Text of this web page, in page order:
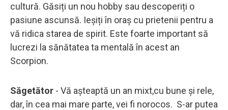
cultură. Găsiți un nou hobby sau descoperiți o
pasiune ascunsă. Ieșiți în oraș cu prietenii pentru a
vă ridica starea de spirit. Este foarte important să
lucrezi la sănătatea ta mentală în acest an
Scorpion.
Săgetător - Vă așteaptă un an mixt,cu bune și rele,
dar, în cea mai mare parte, vei fi norocos. S-ar putea